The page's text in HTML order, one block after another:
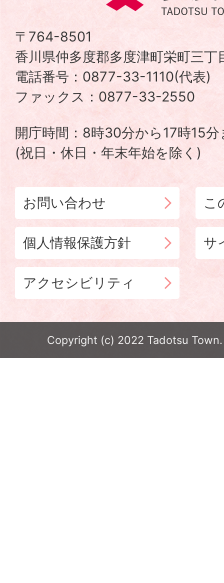
度
町
TADOTSU
TOWN
〒764-8501
香川県仲多度郡多度津町栄町三
電話番号：0877-33-1110(代表)
ファックス：0877-33-2550
開庁時間：8時30分から17時15分
(祝日・休日・年末年始を除く)
お問い合わせ こ
個人情報保護方針 サ
アクセシビリティ
Copyright (c) 2022 Tadotsu